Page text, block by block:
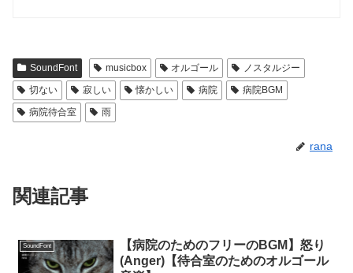
SoundFont musicbox オルゴール
ノスタルジー
切ない
寂しい 懐かしい 病院
病院BGM
病院待合室
雨
rana
関連記事
SoundFont
【病院のためのフリーのBGM】怒り
(Anger)【待合室のためのオルゴール